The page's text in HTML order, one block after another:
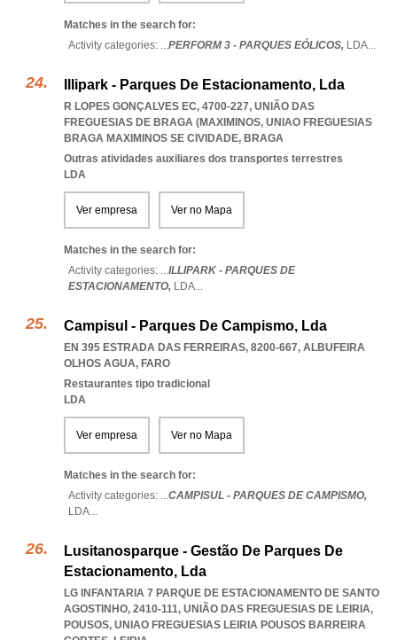
Matches in the search for:
Activity categories: ...PERFORM 3 - PARQUES EÓLICOS, LDA...
Illipark - Parques De Estacionamento, Lda
R LOPES GONÇALVES EC, 4700-227, UNIÃO DAS
FREGUESIAS DE BRAGA (MAXIMINOS, UNIAO FREGUESIAS
BRAGA MAXIMINOS SE CIVIDADE, BRAGA
Outras atividades auxiliares dos transportes terrestres
LDA
Ver empresa Ver no Mapa
Matches in the search for:
Activity categories: ...ILLIPARK - PARQUES DE
ESTACIONAMENTO, LDA...
Campisul - Parques De Campismo, Lda
EN 395 ESTRADA DAS FERREIRAS, 8200-667, ALBUFEIRA
OLHOS AGUA, FARO
Restaurantes tipo tradicional
LDA
Ver empresa Ver no Mapa
Matches in the search for:
Activity categories: ...CAMPISUL - PARQUES DE CAMPISMO,
LDA...
Lusitanosparque - Gestão De Parques De
Estacionamento, Lda
LG INFANTARIA 7 PARQUE DE ESTACIONAMENTO DE SANTO
AGOSTINHO, 2410-111, UNIÃO DAS FREGUESIAS DE LEIRIA,
POUSOS, UNIAO FREGUESIAS LEIRIA POUSOS BARREIRA